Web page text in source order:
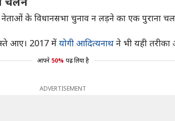
के विधानसभा चुनाव न लड़ने का एक पुराना
आए। 2017 में योगी आदित्यनाथ ने भी यही
आपने 50% पढ़ लिया है
ADVERTISEMENT